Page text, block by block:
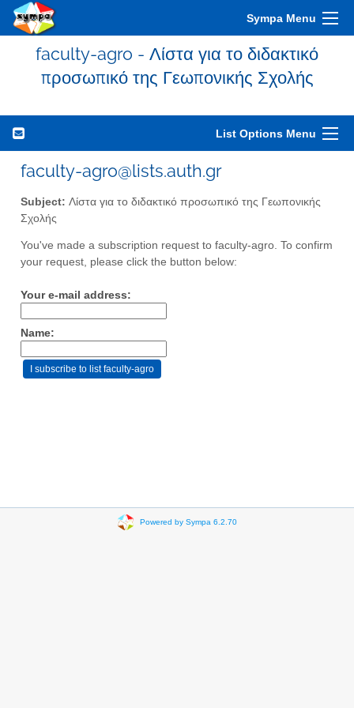
Sympa Menu
faculty-agro - Λίστα για το διδακτικό
προσωπικό της Γεωπονικής Σχολής
List Options Menu
faculty-agro@lists.auth.gr
Subject: Λίστα για το διδακτικό προσωπικό της Γεωπονικής
Σχολής
You've made a subscription request to faculty-agro. To confirm
your request, please click the button below:
Your e-mail address:
Name:
Powered by Sympa 6.2.70